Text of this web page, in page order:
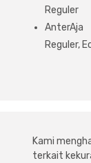
Reguler
AnterAja
Reguler,
Kami
terkait